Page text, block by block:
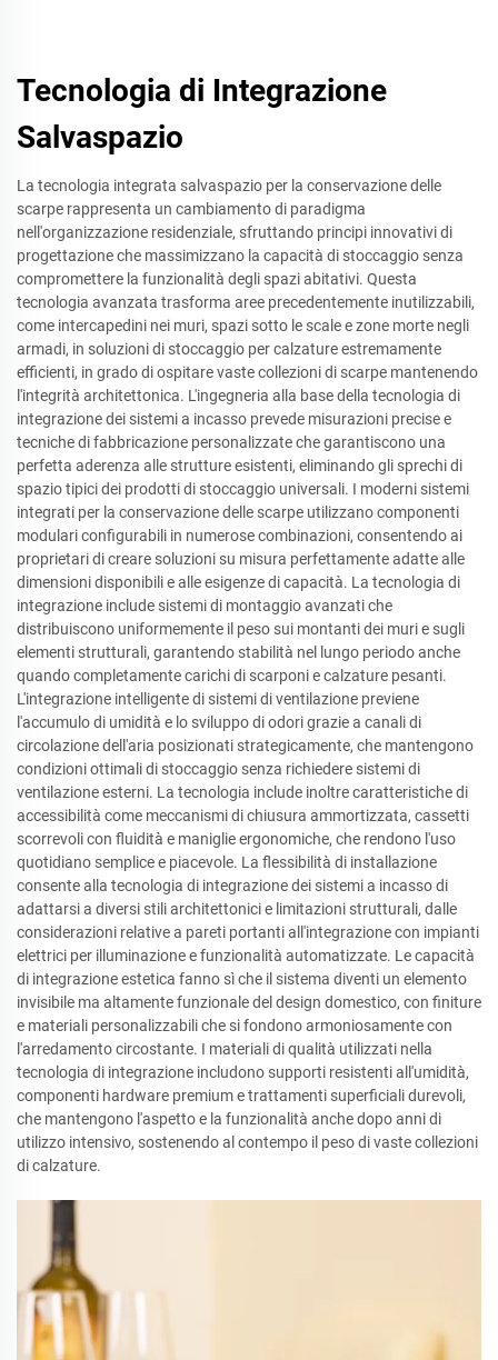
Tecnologia di Integrazione
Salvaspazio
La tecnologia integrata salvaspazio per la conservazione delle
scarpe rappresenta un cambiamento di paradigma
nell'organizzazione residenziale, sfruttando principi innovativi di
progettazione che massimizzano la capacità di stoccaggio senza
compromettere la funzionalità degli spazi abitativi. Questa
tecnologia avanzata trasforma aree precedentemente inutilizzabili,
come intercapedini nei muri, spazi sotto le scale e zone morte negli
armadi, in soluzioni di stoccaggio per calzature estremamente
efficienti, in grado di ospitare vaste collezioni di scarpe mantenendo
l'integrità architettonica. L'ingegneria alla base della tecnologia di
integrazione dei sistemi a incasso prevede misurazioni precise e
tecniche di fabbricazione personalizzate che garantiscono una
perfetta aderenza alle strutture esistenti, eliminando gli sprechi di
spazio tipici dei prodotti di stoccaggio universali. I moderni sistemi
integrati per la conservazione delle scarpe utilizzano componenti
modulari configurabili in numerose combinazioni, consentendo ai
proprietari di creare soluzioni su misura perfettamente adatte alle
dimensioni disponibili e alle esigenze di capacità. La tecnologia di
integrazione include sistemi di montaggio avanzati che
distribuiscono uniformemente il peso sui montanti dei muri e sugli
elementi strutturali, garantendo stabilità nel lungo periodo anche
quando completamente carichi di scarponi e calzature pesanti.
L'integrazione intelligente di sistemi di ventilazione previene
l'accumulo di umidità e lo sviluppo di odori grazie a canali di
circolazione dell'aria posizionati strategicamente, che mantengono
condizioni ottimali di stoccaggio senza richiedere sistemi di
ventilazione esterni. La tecnologia include inoltre caratteristiche di
accessibilità come meccanismi di chiusura ammortizzata, cassetti
scorrevoli con fluidità e maniglie ergonomiche, che rendono l'uso
quotidiano semplice e piacevole. La flessibilità di installazione
consente alla tecnologia di integrazione dei sistemi a incasso di
adattarsi a diversi stili architettonici e limitazioni strutturali, dalle
considerazioni relative a pareti portanti all'integrazione con impianti
elettrici per illuminazione e funzionalità automatizzate. Le capacità
di integrazione estetica fanno sì che il sistema diventi un elemento
invisibile ma altamente funzionale del design domestico, con finiture
e materiali personalizzabili che si fondono armoniosamente con
l'arredamento circostante. I materiali di qualità utilizzati nella
tecnologia di integrazione includono supporti resistenti all'umidità,
componenti hardware premium e trattamenti superficiali durevoli,
che mantengono l'aspetto e la funzionalità anche dopo anni di
utilizzo intensivo, sostenendo al contempo il peso di vaste collezioni
di calzature.